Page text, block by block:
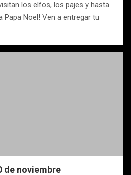
los elfos, los pajes y hasta
Papa Noel! Ven a entregar tu
de noviembre